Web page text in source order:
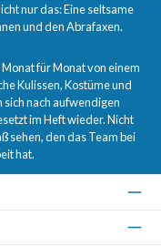
nur das: Eine seltsame
und den Abrafaxen.
für Monat von einem
Kulissen, Kostüme und
nach aufwendigen
im Heft wieder. Nicht
sehen, den das Team bei
hat.